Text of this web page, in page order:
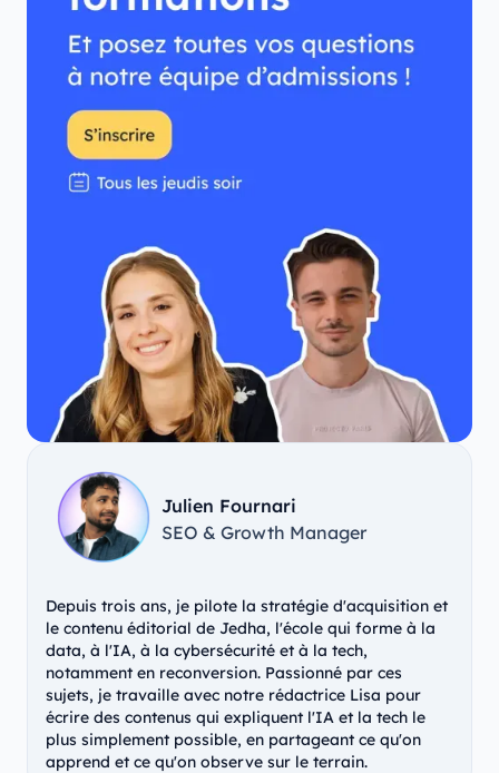
Julien Fournari
SEO & Growth Manager
Depuis trois ans, je pilote la stratégie d'acquisition et
le contenu éditorial de Jedha, l'école qui forme à la
data, à l'IA, à la cybersécurité et à la tech,
notamment en reconversion. Passionné par ces
sujets, je travaille avec notre rédactrice Lisa pour
écrire des contenus qui expliquent l'IA et la tech le
plus simplement possible, en partageant ce qu'on
apprend et ce qu'on observe sur le terrain.